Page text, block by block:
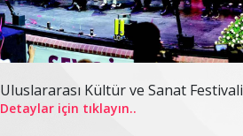
Uluslararası Kültür ve Sanat Festivali
Detaylar için tıklayın..